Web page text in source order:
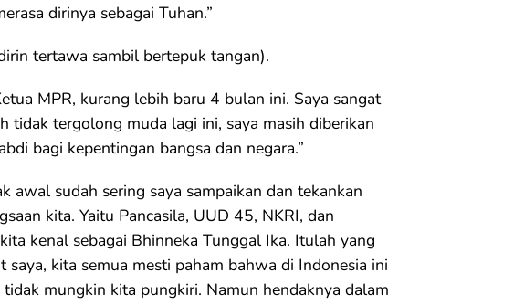
dirinya sebagai Tuhan.”
tertawa sambil bertepuk tangan).
MPR, kurang lebih baru 4 bulan ini. Saya sangat
tidak tergolong muda lagi ini, saya masih diberikan
bagi kepentingan bangsa dan negara.”
awal sudah sering saya sampaikan dan tekankan
kita. Yaitu Pancasila, UUD 45, NKRI, dan
kenal sebagai Bhinneka Tunggal Ika. Itulah yang
saya, kita semua mesti paham bahwa di Indonesia ini
mungkin kita pungkiri. Namun hendaknya dalam